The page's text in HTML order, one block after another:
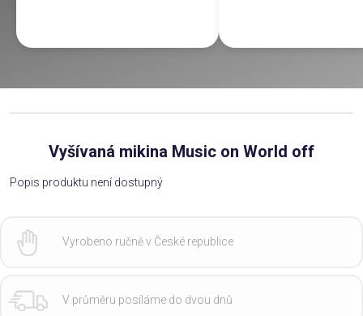
Vyšívaná mikina Music on World off
Popis produktu není dostupný
Vyrobeno ručně v České republice
V průměru posíláme do dvou dnů